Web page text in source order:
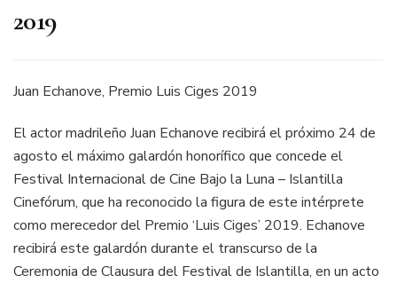
2019
Juan Echanove, Premio Luis Ciges 2019
El actor madrileño Juan Echanove recibirá el próximo 24 de
agosto el máximo galardón honorífico que concede el
Festival Internacional de Cine Bajo la Luna – Islantilla
Cinefórum, que ha reconocido la figura de este intérprete
como merecedor del Premio ‘Luis Ciges’ 2019. Echanove
recibirá este galardón durante el transcurso de la
Ceremonia de Clausura del Festival de Islantilla, en un acto